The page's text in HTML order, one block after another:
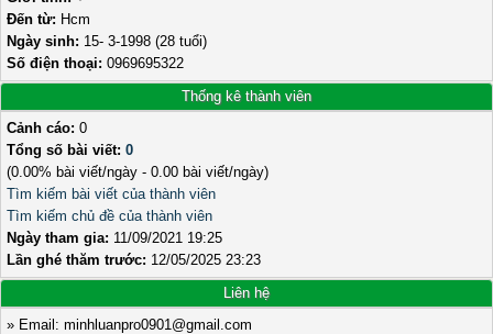
Đến từ: Hcm
Ngày sinh: 15- 3-1998 (28 tuổi)
Số điện thoại: 0969695322
Thống kê thành viên
Cảnh cáo: 0
Tổng số bài viết: 0
(0.00% bài viết/ngày - 0.00 bài viết/ngày)
Tìm kiếm bài viết của thành viên
Tìm kiếm chủ đề của thành viên
Ngày tham gia: 11/09/2021 19:25
Lần ghé thăm trước: 12/05/2025 23:23
Liên hệ
» Email: minhluanpro0901@gmail.com